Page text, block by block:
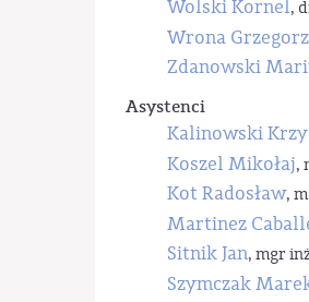
Wolski Kornel,
Wrona Grzegorz
Zdanowski
Asystenci
Kalinowski
Koszel Mikołaj,
Kot Radosław,
Martinez
Sitnik Jan, mgr
Szymczak